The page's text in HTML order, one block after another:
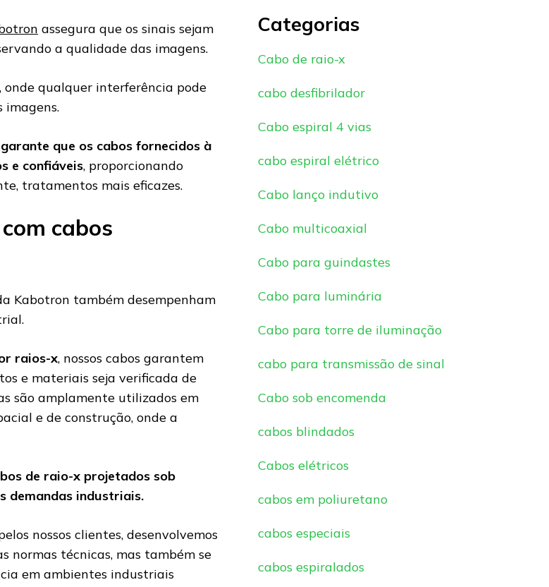
assegura que os sinais sejam
a qualidade das imagens.
onde qualquer interferência pode
imagens.
que os cabos fornecidos à
e confiáveis, proporcionando
tratamentos mais eficazes.
cabos
Kabotron também desempenham
raios-x, nossos cabos garantem
e materiais seja verificada de
são amplamente utilizados em
e de construção, onde a
de raio-x projetados sob
demandas industriais.
nossos clientes, desenvolvemos
normas técnicas, mas também se
em ambientes industriais
Categorias
Cabo de raio-x
cabo desfibrilador
Cabo espiral 4 vias
cabo espiral elétrico
Cabo lanço indutivo
Cabo multicoaxial
Cabo para guindastes
Cabo para luminária
Cabo para torre de iluminação
cabo para transmissão de sinal
Cabo sob encomenda
cabos blindados
Cabos elétricos
cabos em poliuretano
cabos especiais
cabos espiralados